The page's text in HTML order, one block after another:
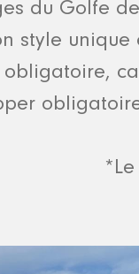
du Golfe
style unique
obligatoire,